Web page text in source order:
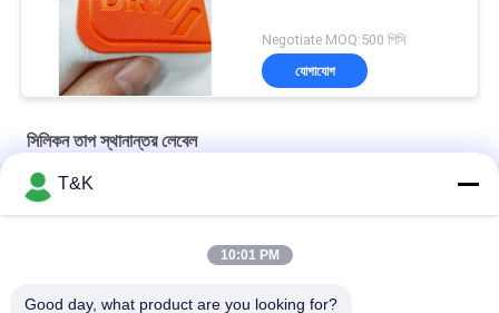
Negotiate MOQ:500 পিসি
যোগাযোগ
সিলিকন তাপ স্থানান্তর লেবেল
অ্যান্টি স্লিপ ফ্রি ডিজাইন 3 ডি সিলিকন কাস্টম হিট ট্রান্সফার লেবেল
T&K
10:01 PM
Good day, what product are you looking for?